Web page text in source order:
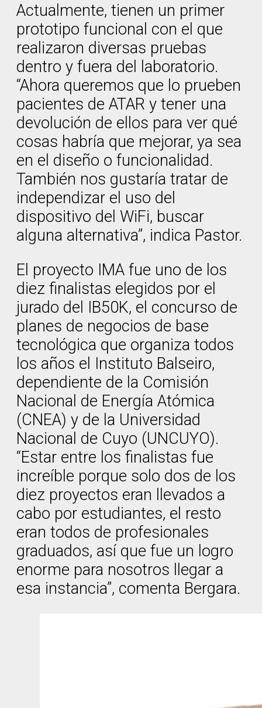
Actualmente, tienen un primer
prototipo funcional con el que
realizaron diversas pruebas
dentro y fuera del laboratorio.
“Ahora queremos que lo prueben
pacientes de ATAR y tener una
devolución de ellos para ver qué
cosas habría que mejorar, ya sea
en el diseño o funcionalidad.
También nos gustaría tratar de
independizar el uso del
dispositivo del WiFi, buscar
alguna alternativa”, indica Pastor.
El proyecto IMA fue uno de los
diez finalistas elegidos por el
jurado del IB50K, el concurso de
planes de negocios de base
tecnológica que organiza todos
los años el Instituto Balseiro,
dependiente de la Comisión
Nacional de Energía Atómica
(CNEA) y de la Universidad
Nacional de Cuyo (UNCUYO).
“Estar entre los finalistas fue
increíble porque solo dos de los
diez proyectos eran llevados a
cabo por estudiantes, el resto
eran todos de profesionales
graduados, así que fue un logro
enorme para nosotros llegar a
esa instancia”, comenta Bergara.